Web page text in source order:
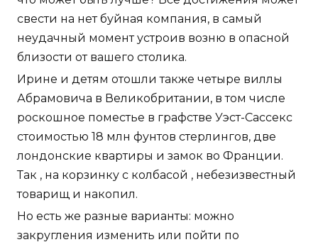
свести на нет буйная компания, в самый
неудачный момент устроив возню в опасной
близости от вашего столика.
Ирине и детям отошли также четыре виллы
Абрамовича в Великобритании, в том числе
роскошное поместье в графстве Уэст-Сассекс
стоимостью 18 млн фунтов стерлингов, две
лондонские квартиры и замок во Франции.
Так , на корзинку с колбасой , небезизвестный
товарищ и накопил.
Но есть же разные варианты: можно
закругления изменить или пойти по